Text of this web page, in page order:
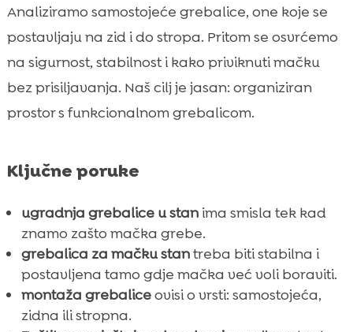

Sigurnost u stanu: stabilnost, protukliznost i
rizici

Kako naučiti mačku da koristi grebalicu
Održavanje grebalice: čišćenje, zamjena
sisala i produljenje vijeka
rješenja za garsonijere i stanove
podržava našu mačku u stanu
 Higijena uz grebalicu: pijesak Purrfect Life i
kontrola mirisa u stanu
 Zaključak
FAQ
Analiziramo samostojeće grebalice, one koje se
postavljaju na zid i do stropa. Pritom se osvrćemo
na sigurnost, stabilnost i kako priviknuti mačku
bez prisiljavanja. Naš cilj je jasan: organiziran
prostor s funkcionalnom grebalicom.
Ključne poruke
ugradnja grebalice u stanima smisla tek kad
znamo zašto mačka grebe.
grebalica za mačku stantreba biti stabilna i
postavljena tamo gdje mačka već voli boraviti.
montaža grebaliceovisi o vrsti: samostojeća,
zidna ili stropna.